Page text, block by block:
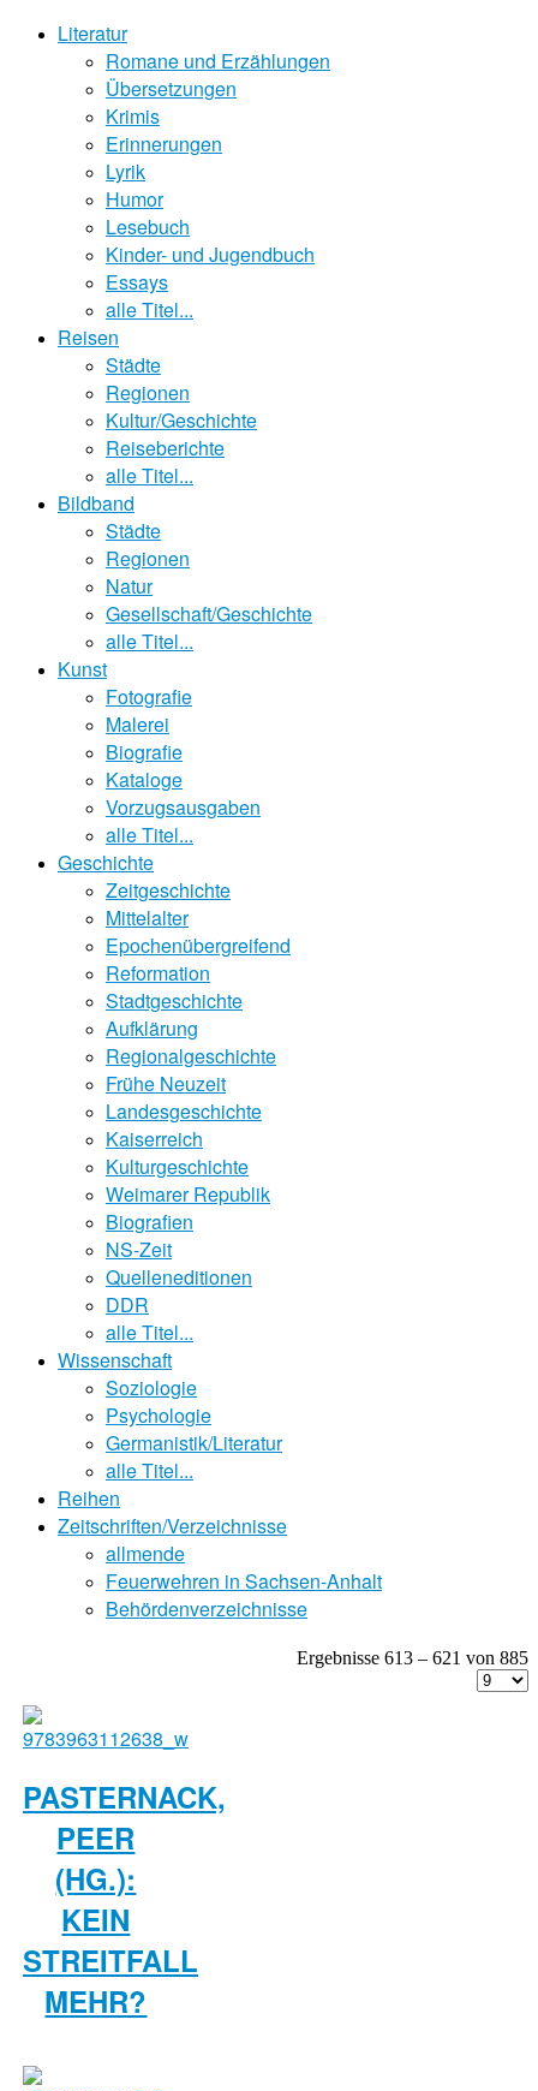
Literatur
Romane und Erzählungen
Übersetzungen
Krimis
Erinnerungen
Lyrik
Humor
Lesebuch
Kinder- und Jugendbuch
Essays
alle Titel...
Reisen
Städte
Regionen
Kultur/Geschichte
Reiseberichte
alle Titel...
Bildband
Städte
Regionen
Natur
Gesellschaft/Geschichte
alle Titel...
Kunst
Fotografie
Malerei
Biografie
Kataloge
Vorzugsausgaben
alle Titel...
Geschichte
Zeitgeschichte
Mittelalter
Epochenübergreifend
Reformation
Stadtgeschichte
Aufklärung
Regionalgeschichte
Frühe Neuzeit
Landesgeschichte
Kaiserreich
Kulturgeschichte
Weimarer Republik
Biografien
NS-Zeit
Quelleneditionen
DDR
alle Titel...
Wissenschaft
Soziologie
Psychologie
Germanistik/Literatur
alle Titel...
Reihen
Zeitschriften/Verzeichnisse
allmende
Feuerwehren in Sachsen-Anhalt
Behördenverzeichnisse
Ergebnisse 613 – 621 von 885
PASTERNACK,
PEER
(HG.):
KEIN
STREITFALL
MEHR?